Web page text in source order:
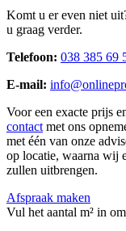
Komt u er even niet
u graag verder.
Telefoon: 038 385 69
E-mail:
Voor een exacte prijs
contact met ons
met één van onze
op locatie, waarna wij
zullen uitbrengen.
Afspraak maken
Vul het aantal m² in